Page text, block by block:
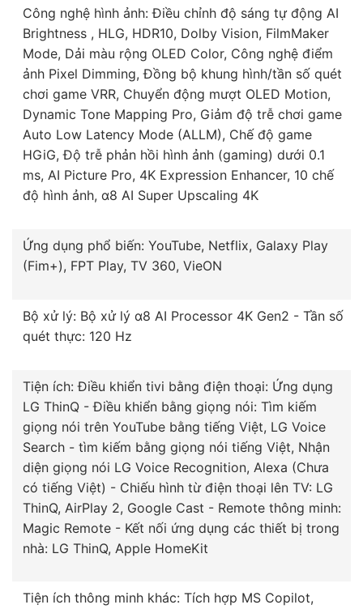
Công nghệ hình ảnh: Điều chỉnh độ sáng tự động AI
Brightness , HLG, HDR10, Dolby Vision, FilmMaker
Mode, Dải màu rộng OLED Color, Công nghệ điểm
ảnh Pixel Dimming, Đồng bộ khung hình/tần số quét
chơi game VRR, Chuyển động mượt OLED Motion,
Dynamic Tone Mapping Pro, Giảm độ trễ chơi game
Auto Low Latency Mode (ALLM), Chế độ game
HGiG, Độ trễ phản hồi hình ảnh (gaming) dưới 0.1
ms, AI Picture Pro, 4K Expression Enhancer, 10 chế
độ hình ảnh, α8 AI Super Upscaling 4K
Ứng dụng phổ biến: YouTube, Netflix, Galaxy Play
(Fim+), FPT Play, TV 360, VieON
Bộ xử lý: Bộ xử lý α8 AI Processor 4K Gen2 - Tần số
quét thực: 120 Hz
Tiện ích: Điều khiển tivi bằng điện thoại: Ứng dụng
LG ThinQ - Điều khiển bằng giọng nói: Tìm kiếm
giọng nói trên YouTube bằng tiếng Việt, LG Voice
Search - tìm kiếm bằng giọng nói tiếng Việt, Nhận
diện giọng nói LG Voice Recognition, Alexa (Chưa
có tiếng Việt) - Chiếu hình từ điện thoại lên TV: LG
ThinQ, AirPlay 2, Google Cast - Remote thông minh:
Magic Remote - Kết nối ứng dụng các thiết bị trong
nhà: LG ThinQ, Apple HomeKit
Tiện ích thông minh khác: Tích hợp MS Copilot,